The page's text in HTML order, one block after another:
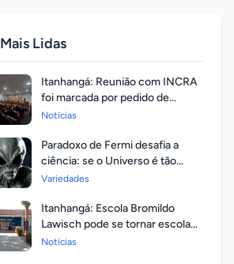
Mais Lidas
Itanhangá: Reunião com INCRA
foi marcada por pedido de
regularização pela população
Notícias
Paradoxo de Fermi desafia a
ciência: se o Universo é tão
vasto, por que ninguém
Variedades
Itanhangá: Escola Bromildo
Lawisch pode se tornar escola
cívico-militar
Notícias